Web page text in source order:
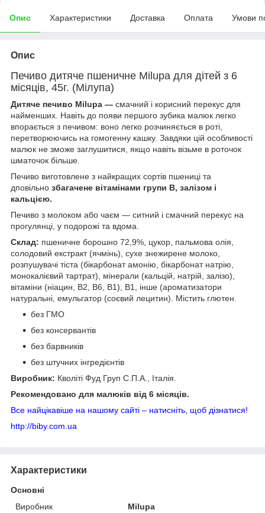
Опис Характеристики Доставка Оплата Умови
Опис
Печиво дитяче пшеничне Milupa для дітей з 6
місяців, 45г. (Мілупа)
Дитяче печиво Milupa — смачний і корисний перекус для
найменших. Навіть до появи першого зубика малюк легко
впорається з печивом: воно легко розчиняється в роті,
перетворюючись на гомогенну кашку. Завдяки цій особливості
малюк не зможе заглушитися, якщо навіть візьме в роточок
шматочок більше.
Печиво виготовлене з найкращих сортів пшениці та
дповільно збагачене вітамінами групи B, залізом і
кальцією.
Печиво з молоком або чаєм — ситний і смачний перекус на
прогулянці, у подорожі та вдома.
Склад: пшеничне борошно 72,9%, цукор, пальмова олія,
солодовий екстракт (ячмінь), сухе знежирене молоко,
розпушувачі тіста (бікарбонат амонію, бікарбонат натрію,
монокалієвий тартрат), мінерали (кальцій, натрій, залізо),
вітаміни (ніацин, В2, В6, В1), В1, інше (ароматизатори
натуральні, емульгатор (соєвий лецитин). Містить глютен.
без ГМО
без консервантів
без барвників
без штучних інгредієнтів
Виробник: Кволіті Фуд Груп С.П.А., Італія.
Рекомендовано для малюків від 6 місяців.
Все найцікавіше на нашому сайті – натисніть, щоб дізнатися!
http://biby.com.ua
Характеристики
Основні
Виробник
Milupa